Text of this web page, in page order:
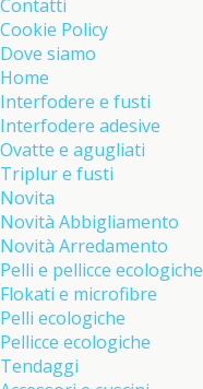
Contatti
Cookie Policy
Dove siamo
Home
Interfodere e fusti
Interfodere adesive
Ovatte e agugliati
Triplur e fusti
Novita
Novità Abbigliamento
Novità Arredamento
Pelli e pellicce ecologiche
Flokati e microfibre
Pelli ecologiche
Pellicce ecologiche
Tendaggi